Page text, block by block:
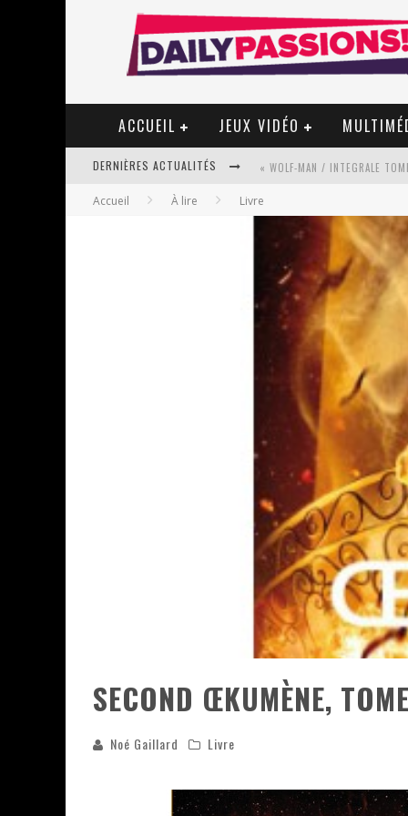
ACCUEIL JEUX VIDÉO
DERNIÈRES ACTUALITÉS « WOLF-MAN / INTEGRALE
« MON VILLAGE RÉVOLTÉ » -
PSYRIVER 2026 : LA MAGIE
« MOFUSAND / PARLER
ASSASSIN'S CREED BLACK FLAG
« LE VENT DAND LES SAULES
« DAMN THEM ALL » - UN DUO
YOSHI AND THE MYSTERIOUS
Accueil À lire Livre
SECOND ŒKUMÈNE,
Noé Gaillard Livre